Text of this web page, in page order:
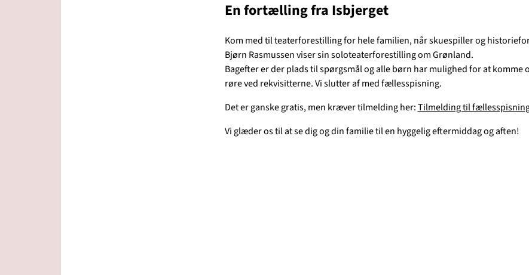
En fortælling fra Isbjerget
Kom med til teaterforestilling for hele familien, når skuespiller og
Bjørn Rasmussen viser sin soloteaterforestilling om Grønland.
Bagefter er der plads til spørgsmål og alle børn har mulighed for at komme
røre ved rekvisitterne. Vi slutter af med fællesspisning.
Det er ganske gratis, men kræver tilmelding her:Tilmelding til
Vi glæder os til at se dig og din familie til en hyggelig eftermiddag og aften!